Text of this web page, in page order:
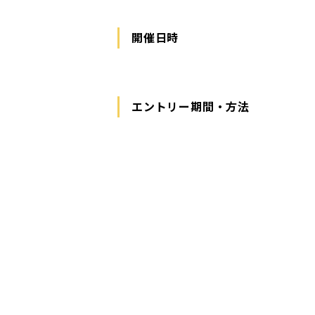
開催日時
エントリー期間・方法